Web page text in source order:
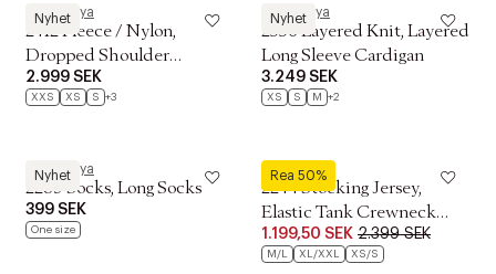
Nyhet
Stine Goya
2412 Fleece / Nylon,
Dropped Shoulder
Gathered Jacket
2.999 SEK
XXS XS S +3
Nyhet
Stine Goya
2556 Layered Knit, Layered
Long Sleeve Cardigan
3.249 SEK
XS S M +2
Nyhet
Stine Goya
2289 Socks, Long Socks
399 SEK
One size
Rea 50%
Stine Goya
2244 Stocking Jersey,
Elastic Tank Crewneck
Dress
1.199,50 SEK 2.399 SEK
M/L XL/XXL XS/S